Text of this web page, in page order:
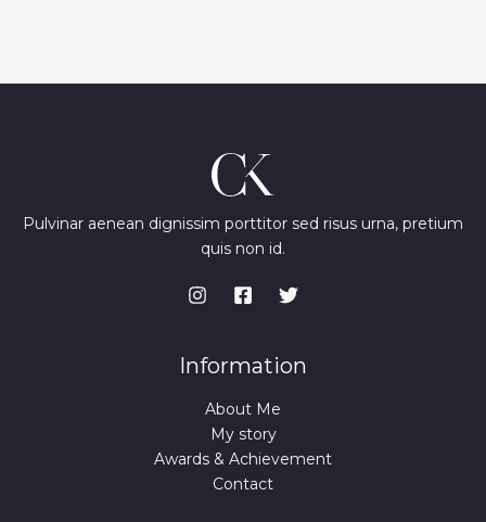
Pulvinar aenean dignissim porttitor sed risus urna, pretium
quis non id.
Information
About Me
My story
Awards & Achievement
Contact